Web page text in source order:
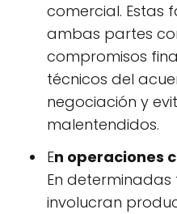
comercial. Estas
ambas partes
compromisos
técnicos del
negociación y
malentendidos.
En operaciones
En
involucran